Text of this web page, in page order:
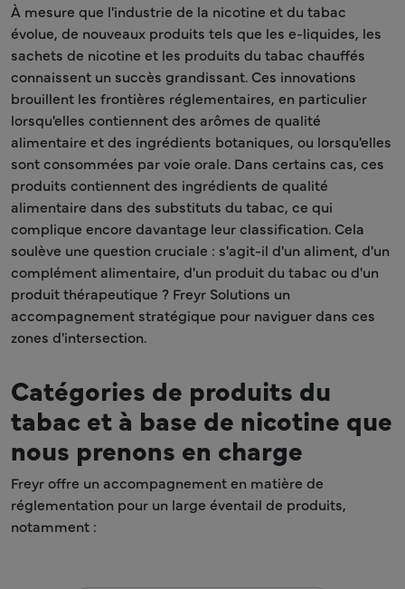
À mesure que l'industrie de la nicotine et du tabac
évolue, de nouveaux produits tels que les e-liquides, les
sachets de nicotine et les produits du tabac chauffés
connaissent un succès grandissant. Ces innovations
brouillent les frontières réglementaires, en particulier
lorsqu'elles contiennent des arômes de qualité
alimentaire et des ingrédients botaniques, ou lorsqu'elles
sont consommées par voie orale. Dans certains cas, ces
produits contiennent des ingrédients de qualité
alimentaire dans des substituts du tabac, ce qui
complique encore davantage leur classification. Cela
soulève une question cruciale : s'agit-il d'un aliment, d'un
complément alimentaire, d'un produit du tabac ou d'un
produit thérapeutique ? Freyr Solutions un
accompagnement stratégique pour naviguer dans ces
zones d'intersection.
Catégories de produits du
tabac et à base de nicotine que
nous prenons en charge
Freyr offre un accompagnement en matière de
réglementation pour un large éventail de produits,
notamment :